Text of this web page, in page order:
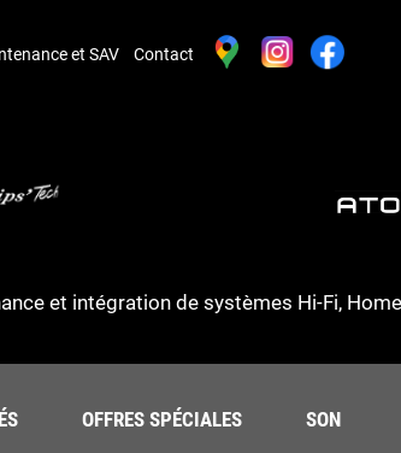
et SAV Contact
et intégration de systèmes Hi-Fi,
OFFRES SPÉCIALES SON